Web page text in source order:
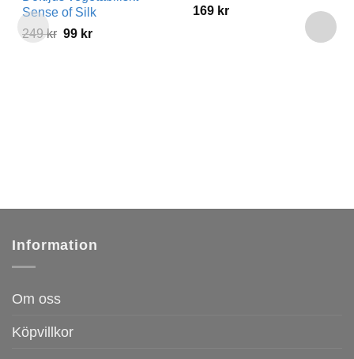
Sense of Silk
249kr Det
99 krDet
169 kr
Information
Om oss
Köpvillkor